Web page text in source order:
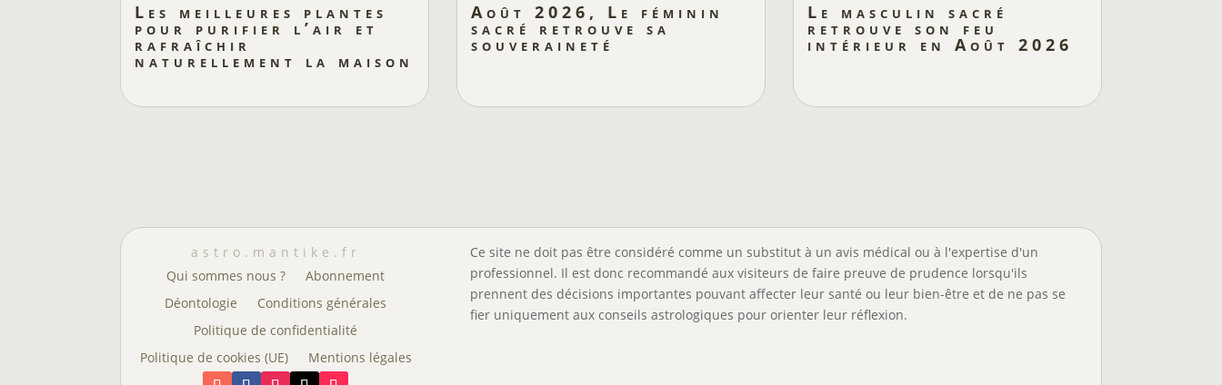
Les meilleures plantes
pour purifier l’air et
rafraîchir
naturellement la maison
Août 2026, Le féminin
sacré retrouve sa
souveraineté
Le masculin sacré
retrouve son feu
intérieur en Août 2026
astro.mantike.fr
Qui sommes nous ?
Abonnement
Déontologie
Conditions générales
Politique de confidentialité
Politique de cookies (UE)
Mentions légales
Ce site ne doit pas être considéré comme un substitut à un avis médical ou à l'expertise d'un
professionnel. Il est donc recommandé aux visiteurs de faire preuve de prudence lorsqu'ils
prennent des décisions importantes pouvant affecter leur santé ou leur bien-être et de ne pas se
fier uniquement aux conseils astrologiques pour orienter leur réflexion.